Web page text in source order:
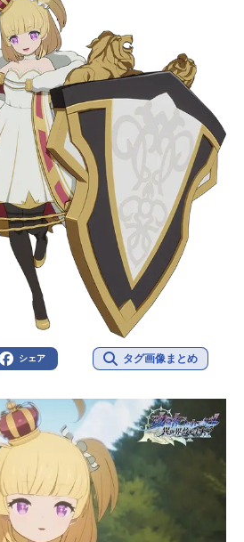
シェア タグ画像まとめ